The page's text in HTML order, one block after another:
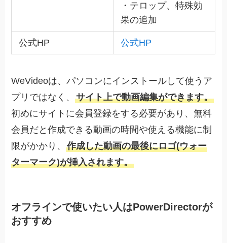
・テロップ、特殊効
果の追加
公式HP 公式HP
WeVideoは、パソコンにインストールして使うア
プリではなく、サイト上で動画編集ができます。
初めにサイトに会員登録をする必要があり、無料
会員だと作成できる動画の時間や使える機能に制
限がかかり、作成した動画の最後にロゴ(ウォー
ターマーク)が挿入されます。
オフラインで使いたい人はPowerDirectorが
おすすめ